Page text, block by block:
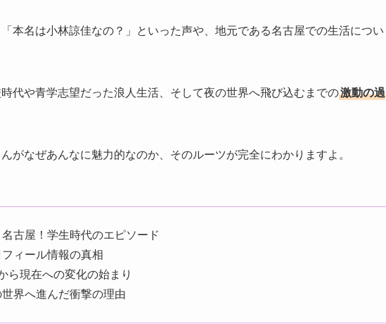
本名は小林諒佳なの？」といった声や、地元である名古屋での生活につい
代や青学志望だった浪人生活、そして夜の世界へ飛び込むまでの激動の過
がなぜあんなに魅力的なのか、そのルーツが完全にわかりますよ。
古屋！学生時代のエピソード
ィール情報の真相
ら現在への変化の始まり
界へ進んだ衝撃の理由